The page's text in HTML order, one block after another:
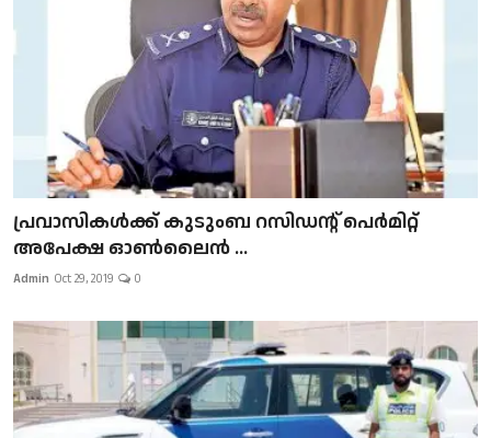
പ്രവാസികള്‍ക്ക് കുടുംബ റസിഡന്റ് പെർമിറ്റ്
അപേക്ഷ ഓൺലൈൻ ...
Admin Oct 29, 2019 0